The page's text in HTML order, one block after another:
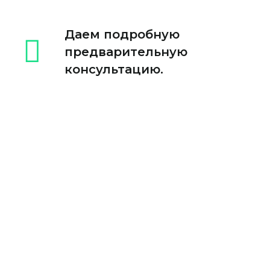
Даем подробную
предварительную
консультацию.